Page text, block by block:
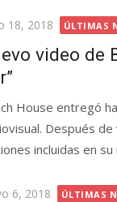
18, 2018 ÚLTIMAS
video de
House entregó
Después de
incluidas en
6, 2018 ÚLTIMAS